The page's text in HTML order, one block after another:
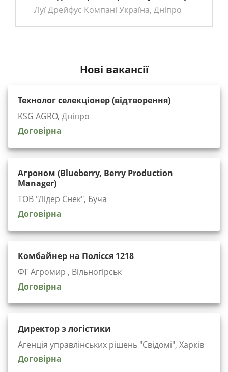
Луї Дрейфус Компані Україна, Дніпро
Нові вакансії
Технолог селекціонер (відтворення)
KSG AGRO, Дніпро
Договірна
Агроном (Blueberry, Berry Production
Manager)
ТОВ "Лідер Снек", Буча
Договірна
Комбайнер на Полісся 1218
ФГ Агромир , Вільногірськ
Договірна
Директор з логістики
Агенція управлінських рішень "Cвідомі", Харків
Договірна